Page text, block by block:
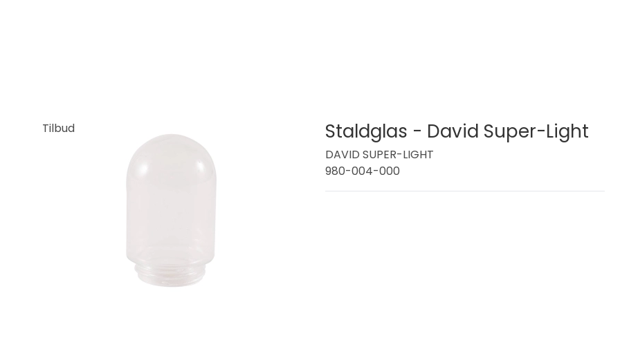
Tilbud Staldglas - David Super-Light
DAVID SUPER-LIGHT
980-004-000